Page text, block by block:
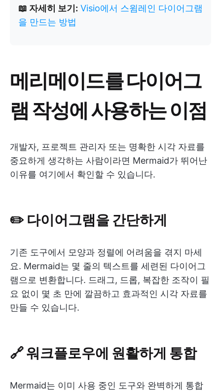
📖 자세히 보기: Visio에서 스윔레인 다이어그램
을 만드는 방법
메리메이드를 다이어그
램 작성에 사용하는 이점
개발자, 프로젝트 관리자 또는 명확한 시각 자료를
중요하게 생각하는 사람이라면 Mermaid가 뛰어난
이유를 여기에서 확인할 수 있습니다.
✏️ 다이어그램을 간단하게
기존 도구에서 모양과 정렬에 어려움을 겪지 마세
요. Mermaid는 몇 줄의 텍스트를 세련된 다이어그
램으로 변환합니다. 드래그, 드롭, 복잡한 조작이 필
요 없이 몇 초 만에 깔끔하고 효과적인 시각 자료를
만들 수 있습니다.
🔗 워크플로우에 원활하게 통합
Mermaid는 이미 사용 중인 도구와 완벽하게 통합